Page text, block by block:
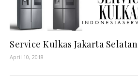
Service Kulkas Jakarta Selatan
April 10, 2018